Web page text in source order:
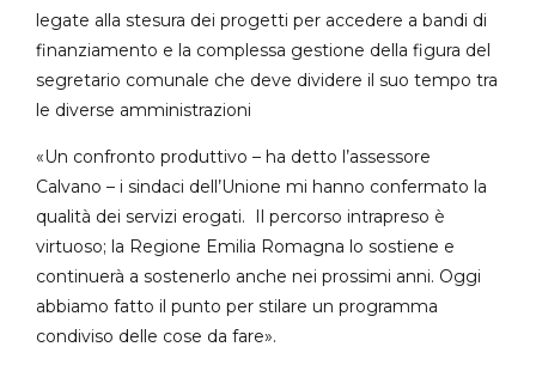
legate alla stesura dei progetti per accedere a bandi di
finanziamento e la complessa gestione della figura del
segretario comunale che deve dividere il suo tempo tra
le diverse amministrazioni
«Un confronto produttivo – ha detto l’assessore
Calvano – i sindaci dell’Unione mi hanno confermato la
qualità dei servizi erogati. Il percorso intrapreso è
virtuoso; la Regione Emilia Romagna lo sostiene e
continuerà a sostenerlo anche nei prossimi anni. Oggi
abbiamo fatto il punto per stilare un programma
condiviso delle cose da fare».